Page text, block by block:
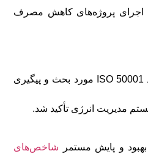
اجرای پروژه‌های کاهش مصرف
در این نشست همچنین اقدامات لازم در راستای اخذ استاندارد ISO 50001 مورد بحث و پیگیری
مدیریت انرژی تأکید شد.
و پایش مستمر شاخص‌های